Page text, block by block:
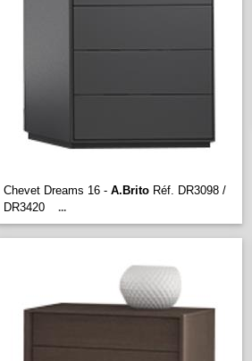
Chevet Dreams 16 - A.Brito Réf. DR3098 /
DR3420
...